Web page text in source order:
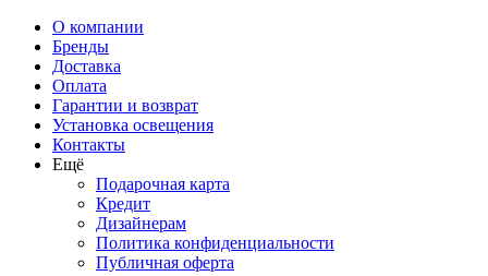
О компании
Бренды
Доставка
Оплата
Гарантии и возврат
Установка освещения
Контакты
Ещё
Подарочная карта
Кредит
Дизайнерам
Политика конфиденциальности
Публичная оферта